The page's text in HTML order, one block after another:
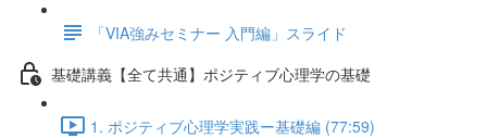
「VIA強みセミナー 入門編」スライド
基礎講義【全て共通】ポジティブ心理学の基礎
1. ポジティブ心理学実践ー基礎編 (77:59)